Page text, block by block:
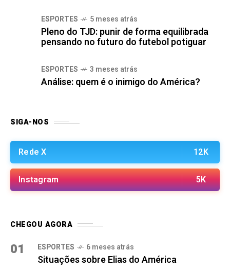
ESPORTES 5 meses atrás
Pleno do TJD: punir de forma equilibrada
pensando no futuro do futebol potiguar
ESPORTES 3 meses atrás
Análise: quem é o inimigo do América?
SIGA-NOS
Rede X 12K
Instagram 5K
CHEGOU AGORA
01 ESPORTES 6 meses atrás
Situações sobre Elias do América